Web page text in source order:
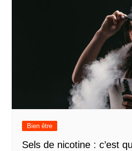
Bien être
Sels de nicotine : c’est